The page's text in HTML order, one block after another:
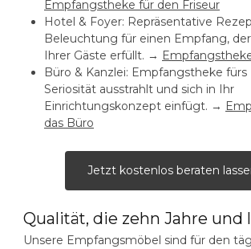
Empfangstheke für den Friseur
Hotel & Foyer: Repräsentative
Beleuchtung für einen Empfang,
Ihrer Gäste erfüllt. →
Büro & Kanzlei: Empfangstheke fürs
Seriosität ausstrahlt und sich in Ihr
Einrichtungskonzept einfügt. →
das Büro
Jetzt kostenlos beraten
Qualität, die zehn Jahre und
Unsere Empfangsmöbel sind für den